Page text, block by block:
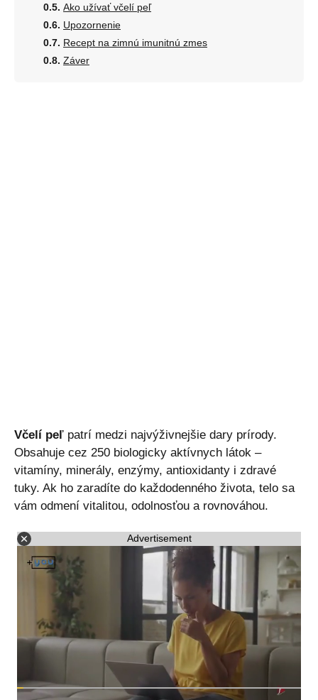
Ako užívať včelí peľ
Upozornenie
Recept na zimnú imunitnú zmes
Záver
Včelí peľ patrí medzi najvýživnejšie dary prírody.
Obsahuje cez 250 biologicky aktívnych látok –
vitamíny, minerály, enzýmy, antioxidanty i zdravé
tuky. Ak ho zaradíte do každodenného života, telo sa
vám odmení vitalitou, odolnosťou a rovnováhou.
Advertisement